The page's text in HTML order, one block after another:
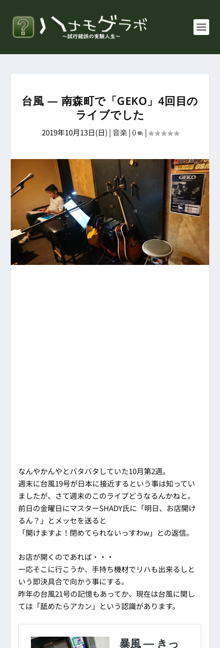
台風 ― 南森町で「GEKO」4回目の
ライブでした
2019年10月13日(日) | 音楽|0 |
なんやかんやとバタバタしていた10月第2週。
週末に台風19号が日本に接近するという事は知ってい
ましたが、さて週末のこのライブどうなるんかねと。
前日の金曜日にマスターSHADY氏に「明日、お店開け
るん？」とメッセを送ると
「開けますよ！閉めてられないっすわw」との返信。
お店が開くのであれば・・・
一応そこに行こうか、手持ち機材でリハも出来るしと
いう即決具合で向かう事にする。
昨年の台風21号の記憶もあってか、現在は台風に関し
ては「舐めたらアカン」という認識があります。